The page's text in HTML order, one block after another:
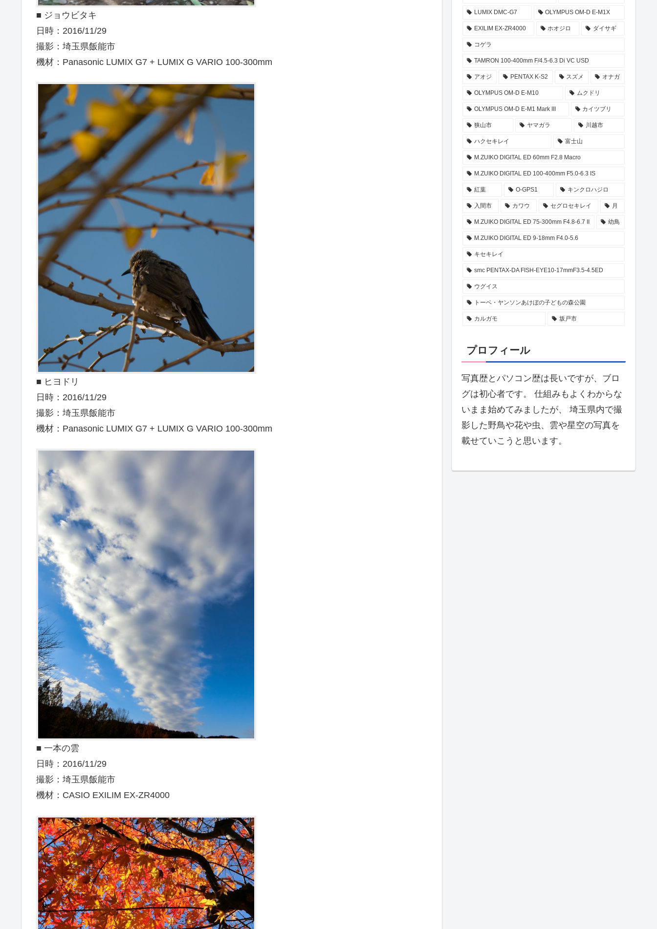
■ ジョウビタキ
日時：2016/11/29
撮影：埼玉県飯能市
機材：Panasonic LUMIX G7 + LUMIX G VARIO 100-300mm
■ ヒヨドリ
日時：2016/11/29
撮影：埼玉県飯能市
機材：Panasonic LUMIX G7 + LUMIX G VARIO 100-300mm
■ 一本の雲
日時：2016/11/29
撮影：埼玉県飯能市
機材：CASIO EXILIM EX-ZR4000
LUMIX DMC-G7 OLYMPUS OM-D E-M1X
EXILIM EX-ZR4000 ホオジロ ダイサギ
コゲラ
TAMRON 100-400mm F/4.5-6.3 Di VC USD
アオジ PENTAX K-S2 スズメ オナガ
OLYMPUS OM-D E-M10 ムクドリ
OLYMPUS OM-D E-M1 Mark III カイツブリ
狭山市 ヤマガラ 川越市
ハクセキレイ 富士山
M.ZUIKO DIGITAL ED 60mm F2.8 Macro
M.ZUIKO DIGITAL ED 100-400mm F5.0-6.3 IS
紅葉 O-GPS1 キンクロハジロ
入間市 カワウ セグロセキレイ 月
M.ZUIKO DIGITAL ED 75-300mm F4.8-6.7 II 幼鳥
M.ZUIKO DIGITAL ED 9-18mm F4.0-5.6
キセキレイ
smc PENTAX-DA FISH-EYE10-17mmF3.5-4.5ED
ウグイス
トーベ・ヤンソンあけぼの子どもの森公園
カルガモ 坂戸市
プロフィール
写真歴とパソコン歴は長いですが、ブロ
グは初心者です。 仕組みもよくわからな
いまま始めてみましたが、 埼玉県内で撮
影した野鳥や花や虫、雲や星空の写真を
載せていこうと思います。